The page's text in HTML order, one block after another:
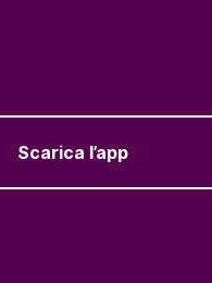
Scarica l’app